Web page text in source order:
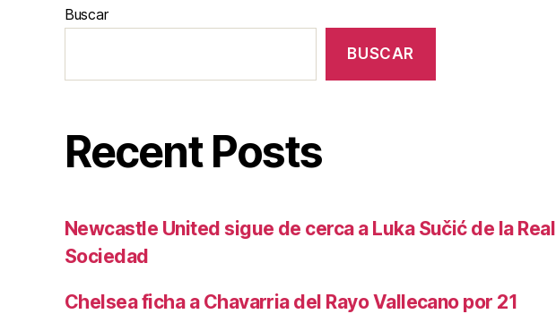
Buscar
BUSCAR
Recent Posts
Newcastle United sigue de cerca a Luka Sučić de la Real
Sociedad
Chelsea ficha a Chavarria del Rayo Vallecano por 21